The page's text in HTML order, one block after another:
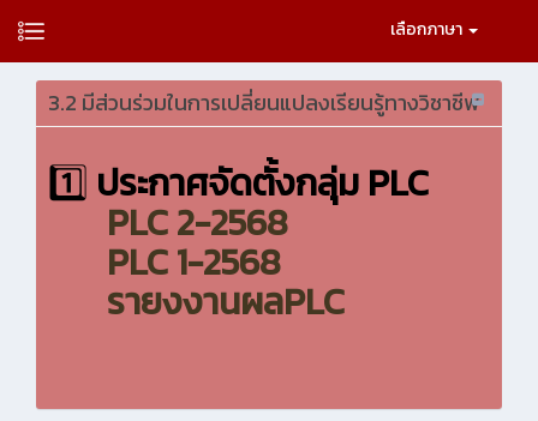
เลือกภาษา
3.2 มีส่วนร่วมในการเปลี่ยนแปลงเรียนรู้ทางวิชาชีพ
1️⃣ ประกาศจัดตั้งกลุ่ม PLC
PLC 2-2568
PLC 1-2568
รายงงานผลPLC